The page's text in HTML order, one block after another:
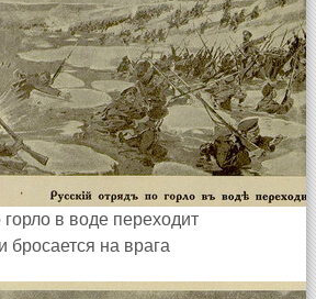
горло в воде переходит
бросается на врага